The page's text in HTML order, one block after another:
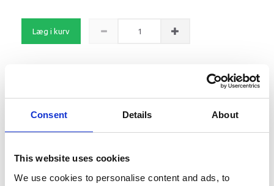
Consent Details About
This website uses cookies
We use cookies to personalise content and ads, to
Læg i kurv
Jackplate / motorelevator 10-
200HK
Navn:Hydraulisk Jackplate / Motor elevator
Perfekt til mindre og mellemstore påhængsmotorer
(Yamaha, Mercury, Suzuki, Honda, Tohatsu m.fl.)
Tekniske data: